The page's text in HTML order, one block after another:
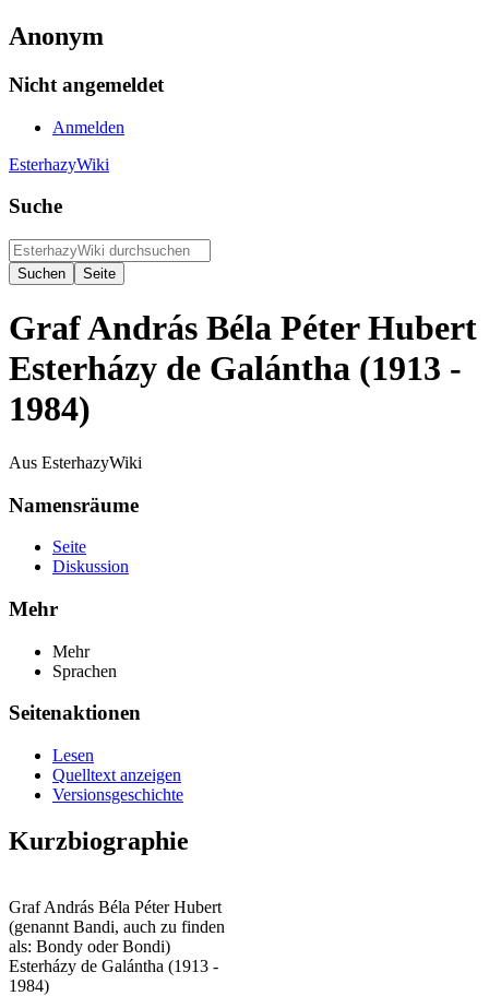
Anonym
Nicht angemeldet
Anmelden
EsterhazyWiki
Suche
Graf András Béla Péter Hubert
Esterházy de Galántha (1913 -
1984)
Aus EsterhazyWiki
Namensräume
Seite
Diskussion
Mehr
Mehr
Sprachen
Seitenaktionen
Lesen
Quelltext anzeigen
Versionsgeschichte
Kurzbiographie
Graf András Béla Péter Hubert
(genannt Bandi, auch zu finden
als: Bondy oder Bondi)
Esterházy de Galántha (1913 -
1984)